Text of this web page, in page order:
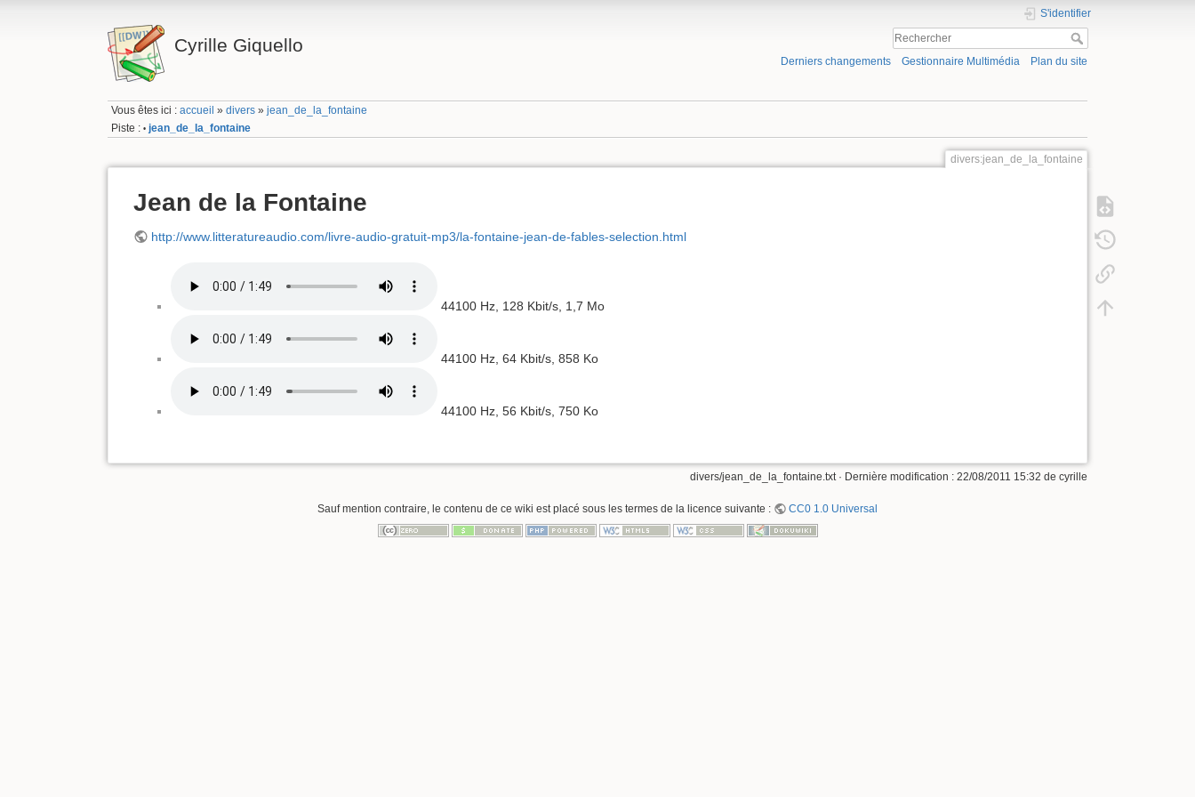
Cyrille Giquello
S'identifier
Derniers changements Gestionnaire Multimédia Plan du site
Vous êtes ici :accueil »divers »jean_de_la_fontaine
Piste : • jean_de_la_fontaine
divers:jean_de_la_fontaine
Jean de la Fontaine
http://www.litteratureaudio.com/livre-audio-gratuit-mp3/la-fontaine-jean-de-fables-selection.html
44100 Hz, 128 Kbit/s, 1,7 Mo
44100 Hz, 64 Kbit/s, 858 Ko
44100 Hz, 56 Kbit/s, 750 Ko
divers/jean_de_la_fontaine.txt· Dernière modification : 22/08/2011 15:32 de cyrille
Sauf mention contraire, le contenu de ce wiki est placé sous les termes de la licence suivante : CC0 1.0 Universal